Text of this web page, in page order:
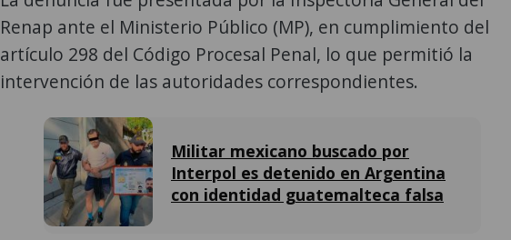
Renap ante el Ministerio Público (MP), en cumplimiento del
artículo 298 del Código Procesal Penal, lo que permitió la
intervención de las autoridades correspondientes.
Militar mexicano buscado por
Interpol es detenido en Argentina
con identidad guatemalteca falsa